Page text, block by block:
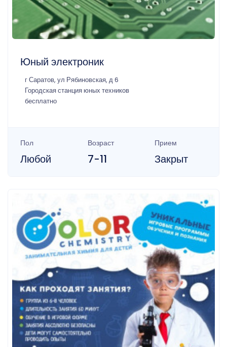
Юный электроник
г Саратов, ул Рябиновская, д 6
Городская станция юных техников
бесплатно
Пол
Любой
Возраст
7-11
Прием
Закрыт